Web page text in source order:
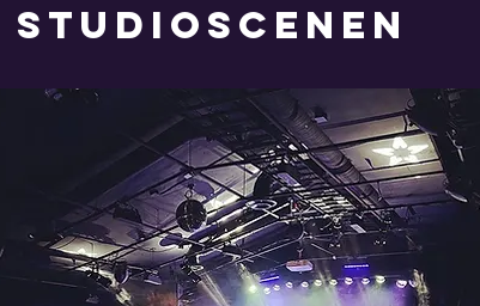
STUDIOSCENEN